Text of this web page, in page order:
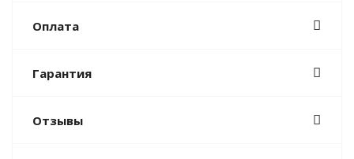
Оплата
Гарантия
Отзывы